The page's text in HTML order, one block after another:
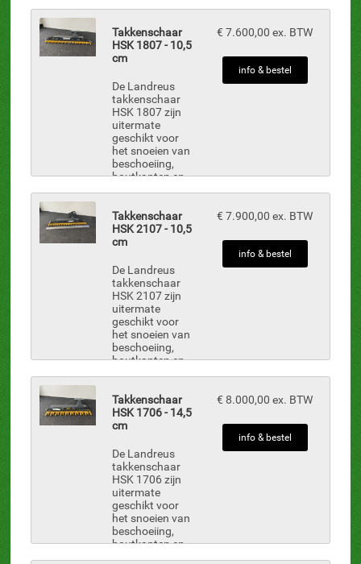
met takken tot
Ø 8.5 cm. De
takkenscharen
aangedr...
Takkenschaar
HSK 1807 - 10,5
cm
De Landreus
takkenschaar
HSK 1807 zijn
uitermate
geschikt voor
het snoeien van
beschoeiing,
houtkanten en
met takken tot
Ø 10.5 cm. De
takkenscharen
a...
€ 7.600,00 ex. BTW
info & bestel
Takkenschaar
HSK 2107 - 10,5
cm
De Landreus
takkenschaar
HSK 2107 zijn
uitermate
geschikt voor
het snoeien van
beschoeiing,
houtkanten en
met takken tot
Ø 10.5 cm. De
takkenscharen
a...
€ 7.900,00 ex. BTW
info & bestel
Takkenschaar
HSK 1706 - 14,5
cm
De Landreus
takkenschaar
HSK 1706 zijn
uitermate
geschikt voor
het snoeien van
beschoeiing,
houtkanten en
€ 8.000,00 ex. BTW
info & bestel